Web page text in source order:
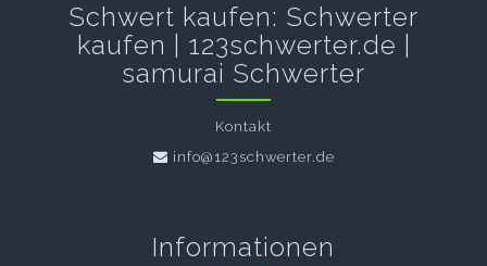
Schwert kaufen: Schwerter
kaufen | 123schwerter.de |
samurai Schwerter
Kontakt
info@123schwerter.de
Informationen